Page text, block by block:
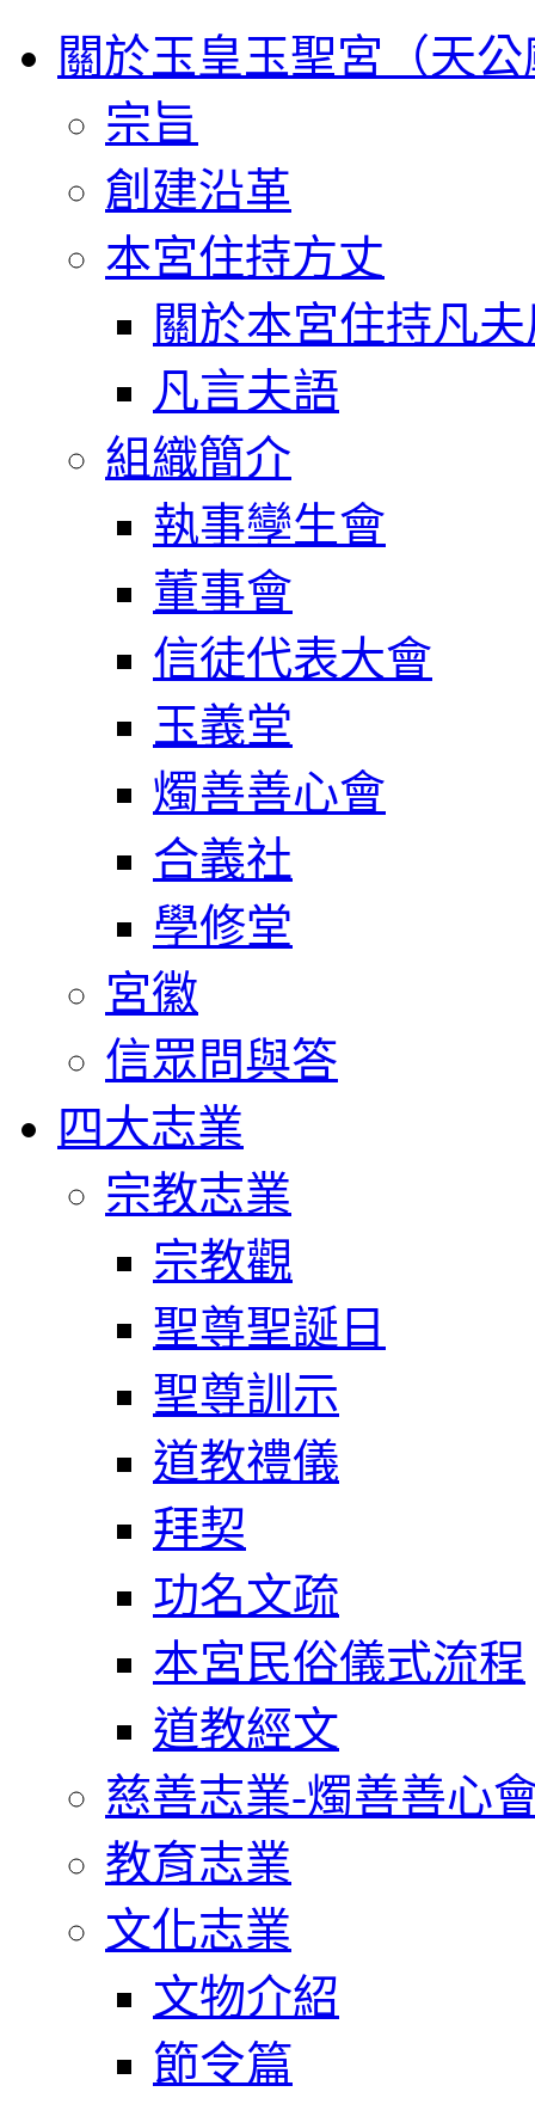
關於玉皇玉聖宮（天
宗旨
創建沿革
本宮住持方丈
關於本宮住持凡
凡言夫語
組織簡介
執事孿生會
董事會
信徒代表大會
玉義堂
燭善善心會
合義社
學修堂
宮徽
信眾問與答
四大志業
宗教志業
宗教觀
聖尊聖誕日
聖尊訓示
道教禮儀
拜契
功名文疏
本宮民俗儀式流程
道教經文
慈善志業-燭善善心
教育志業
文化志業
文物介紹
節令篇